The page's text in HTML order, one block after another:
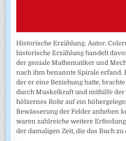
Historische Erzählung. Autor:
historische Erzählung handelt
der geniale Mathematiker und
nach ihm benannte Spirale erfand.
der er eine Beziehung hatte,
durch Muskelkraft und mithilfe der
hölzernes Rohr auf ein
Bewässerung der Felder anheben
waren zahlreiche weitere
der damaligen Zeit, die das Buch